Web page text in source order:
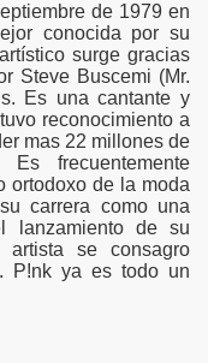
de 1979 en
conocida por su
surge gracias
Steve Buscemi (Mr.
Es una cantante y
reconocimiento a
mas 22 millones de
frecuentemente
ortodoxo de la moda
carrera como una
lanzamiento de su
artista se consagro
P!nk ya es todo un